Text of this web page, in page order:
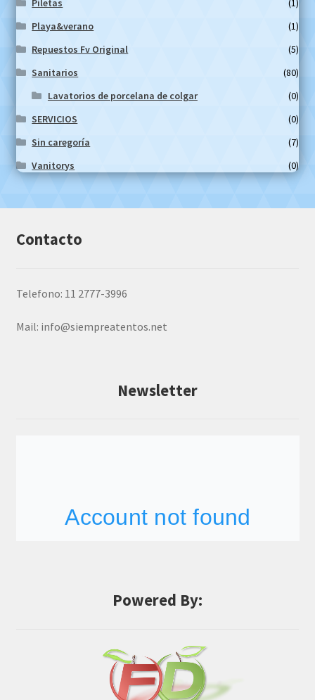
Playa&verano
(1)
Repuestos Fv Original
(5)
Sanitarios
(80)
Lavatorios de porcelana de colgar
(0)
SERVICIOS
(0)
Sin caregoría
(7)
Vanitorys
(0)
Contacto
Telefono: 11 2777-3996
Mail: info@siempreatentos.net
Newsletter
Powered By: